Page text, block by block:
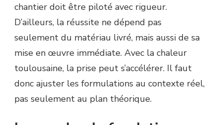
chantier doit être piloté avec rigueur.
D’ailleurs, la réussite ne dépend pas
seulement du matériau livré, mais aussi de sa
mise en œuvre immédiate. Avec la chaleur
toulousaine, la prise peut s’accélérer. Il faut
donc ajuster les formulations au contexte réel,
pas seulement au plan théorique.